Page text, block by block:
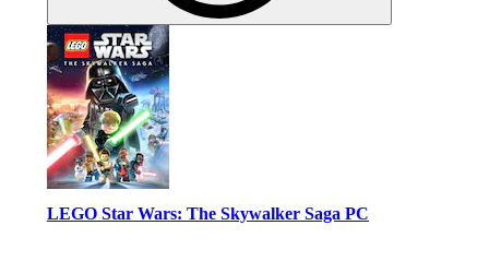
LEGO Star Wars: The Skywalker Saga PC